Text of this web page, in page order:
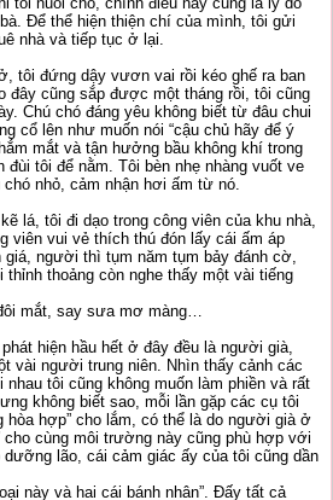
Để thể hiện thiện chí của mình, tôi gửi
nhà và tiếp tục ở lại.
tôi đứng dậy vươn vai rồi kéo ghế ra ban
đây cũng sắp được một tháng rồi, tôi cũng
Chú chó đáng yêu không biết từ đâu chui
cổ lên như muốn nói “cậu chủ hãy để ý
mắt và tận hưởng bầu không khí trong
đùi tôi để nằm. Tôi bèn nhẹ nhàng vuốt ve
nhỏ, cảm nhận hơi ấm từ nó.
lá, tôi đi dạo trong công viên của khu nhà,
viên vui vẻ thích thú đón lấy cái ấm áp
giá, người thì tụm năm tụm bảy đánh cờ,
thoảng còn nghe thấy một vài tiếng
mắt, say sưa mơ màng…
hiện hầu hết ở đây đều là người già,
vài người trung niên. Nhìn thấy cảnh các
tôi cũng không muốn làm phiền và rất
không biết sao, mỗi lần gặp các cụ tôi
hòa hợp” cho lắm, có thể là do người già ở
cho cùng môi trường này cũng phù hợp với
lão, cái cảm giác ấy của tôi cũng dần
này và hai cái bánh nhân”. Đấy tất cả